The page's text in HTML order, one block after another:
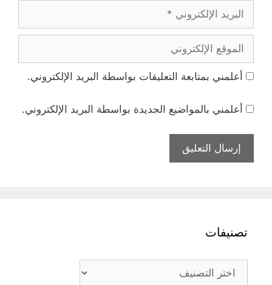
البريد
الإلكتروني
الموقع
الإلكتروني
أعلمني بمتابعة التعليقات بواسطة البريد الإلكتروني.
أعلمني بالمواضيع الجديدة بواسطة البريد الإلكتروني.
تصنيفات
تصنيفات